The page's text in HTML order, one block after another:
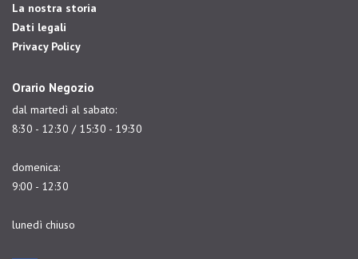
La nostra storia
Dati legali
Privacy Policy
Orario Negozio
dal martedì al sabato:
8:30 - 12:30 / 15:30 - 19:30
domenica:
9:00 - 12:30
lunedì chiuso